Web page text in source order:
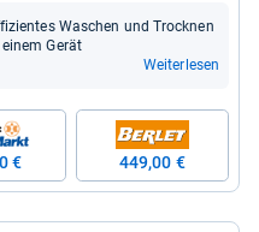
Waschen und Trock­nen
einem Gerät
Weiterlesen
€ 449,00 €